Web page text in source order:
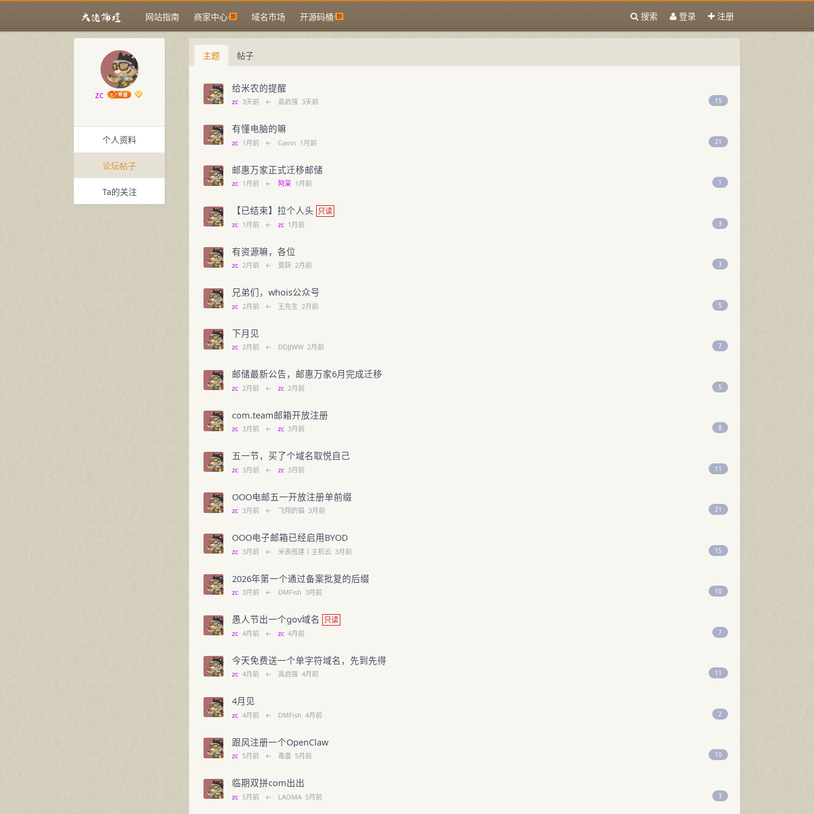
网站指南 商家中心 域名市场 开源码桶 搜索 登录 注册
zc
个人资料
论坛帖子
Ta的关注
主题 帖子
给米农的提醒
zc 3天前 ← 高启强 3天前 15
有懂电脑的嘛
zc 1月前 ← Gavin 1月前 21
邮惠万家正式迁移邮储
zc 1月前 ← 阿呆 1月前 1
【已结束】拉个人头 只读
zc 1月前 ← zc 1月前 3
有资源嘛，各位
zc 2月前 ← 莫辞 2月前 3
兄弟们，whois公众号
zc 2月前 ← 王先生 2月前 5
下月见
zc 2月前 ← DDJJWW 2月前 7
邮储最新公告，邮惠万家6月完成迁移
zc 2月前 ← zc 2月前 5
com.team邮箱开放注册
zc 3月前 ← zc 3月前 8
五一节，买了个域名取悦自己
zc 3月前 ← zc 3月前 11
OOO电邮五一开放注册单前缀
zc 3月前 ← 飞翔的猫 3月前 21
OOO电子邮箱已经启用BYOD
zc 3月前 ← 米表搭建丨主机云 3月前 15
2026年第一个通过备案批复的后缀
zc 3月前 ← DMFish 3月前 10
愚人节出一个gov域名 只读
zc 4月前 ← zc 4月前 7
今天免费送一个单字符域名，先到先得
zc 4月前 ← 高启强 4月前 11
4月见
zc 4月前 ← DMFish 4月前 2
跟风注册一个OpenClaw
zc 5月前 ← 毒蛊 5月前 10
临期双拼com出出
zc 5月前 ← LAOMA 5月前 3